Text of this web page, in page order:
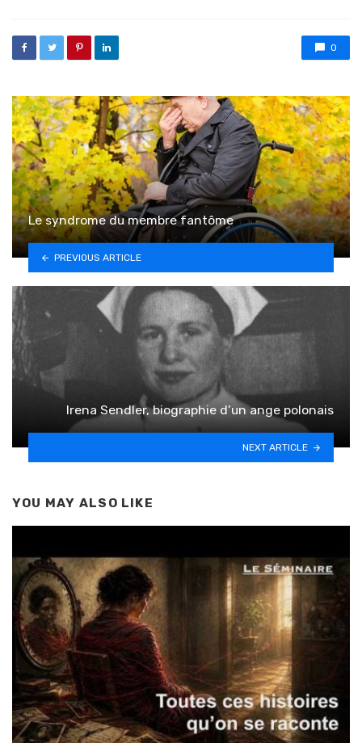
0
Le syndrome du membre fantôme
PREVIOUS ARTICLE
Irena Sendler, biographie d’un ange polonais
NEXT ARTICLE
YOU MAY ALSO LIKE